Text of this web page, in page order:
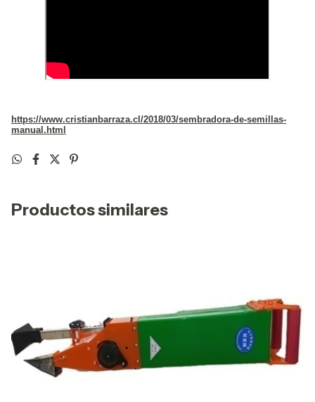
https://www.cristianbarraza.cl/2018/03/sembradora-de-semillas-
manual.html
Productos similares